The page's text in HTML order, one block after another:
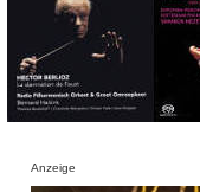
Anzeige